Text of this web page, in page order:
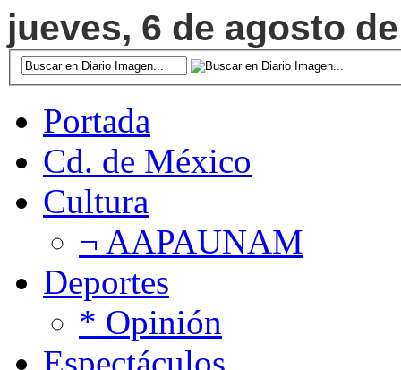
jueves, 6 de agosto
Portada
Cd. de México
Cultura
¬ AAPAUNAM
Deportes
* Opinión
Espectáculos